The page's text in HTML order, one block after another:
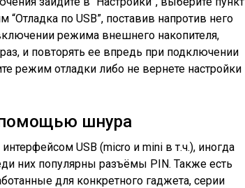
“Отладка по USB”, поставив напротив него
режима внешнего накопителя,
и повторять ее впредь при подключении
режим отладки либо не вернете настройки
шнура
USB (micro и mini в т.ч.), иногда
них популярны разъёмы PIN. Также есть
для конкретного гаджета, серии